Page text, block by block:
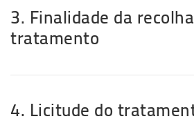
3. Finalidade da
tratamento
4. Licitude do